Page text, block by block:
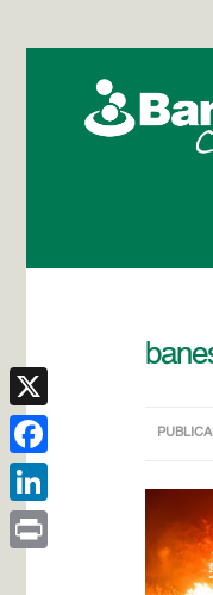
X
Facebook
LinkedIn